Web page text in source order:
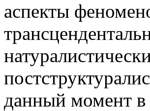
аспекты
данный момент